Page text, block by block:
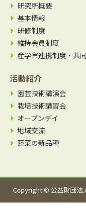
研究所概要
基本情報
研修制度
維持会員制度
産学官連携制度・共
活動紹介
園芸技術講演会
栽培技術講習会
オープンデイ
地域交流
蔬菜の新品種
Copyright © 公益財団法